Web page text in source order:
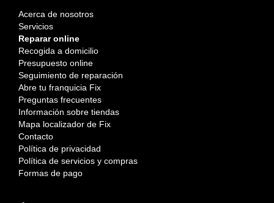
Acerca de nosotros
Servicios
Reparar online
Recogida a domicilio
Presupuesto online
Seguimiento de reparación
Abre tu franquicia Fix
Preguntas frecuentes
Información sobre tiendas
Mapa localizador de Fix
Contacto
Política de privacidad
Política de servicios y compras
Formas de pago